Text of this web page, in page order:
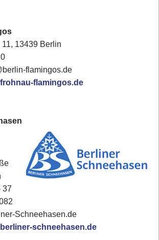
13439 Berlin
flamingos.de
flamingos.de
37
Schneehasen.de
schneehasen.de